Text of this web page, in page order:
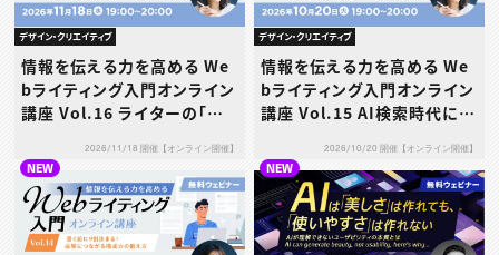
デザイン・クリエイティブ
情報を伝える力を高める We
bライティング入門オンライン
講座 Vol.16 ライターの「値
え方
2026/11/18 開催【オンライン開催】
デザイン・クリエイティブ
情報を伝える力を高める We
bライティング入門オンライン
講座 Vol.15 AI検索時代に
2026/10/20 開催【オンライン開催】
NEW NEW